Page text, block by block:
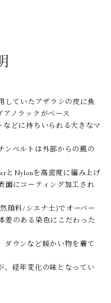
していたアザラシの皮に魚
ノラックがベース
などに持ちいられる大きなマ
ンベルトは外部からの風の
とNylonを高密度に編み上げ
面にコーティング加工され
顔料/シエナ土)でオーバー
差のある染色にこだわった
ダウンなど暖かい物を着て
、経年変化の味となってい